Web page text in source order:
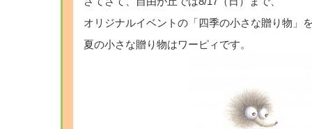
オリジナルイベントの「四季の小さな贈り物」
夏の小さな贈り物はワーピィです。